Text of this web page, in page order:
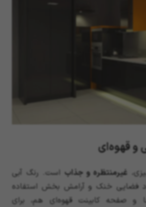
غیرمنتظره و جذاب است. رنگ آبی
فضایی خنک و آرامش بخش استفاده
و صفحه کابینت قهوه‌ای هم، برای